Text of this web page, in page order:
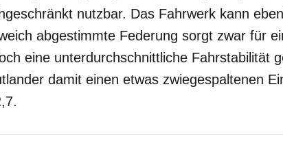
nutzbar. Das Fahrwerk kann
abgestimmte Federung sorgt zwar für
eine unterdurchschnittliche Fahrstabilität
damit einen etwas zwiegespaltenen